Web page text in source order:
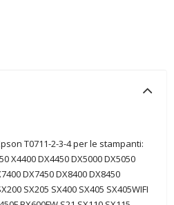
T0711-2-3-4 per le stampanti:
X4400 DX4450 DX5000 DX5050
DX7450 DX8400 DX8450
SX205 SX400 SX405 SX405WIFI